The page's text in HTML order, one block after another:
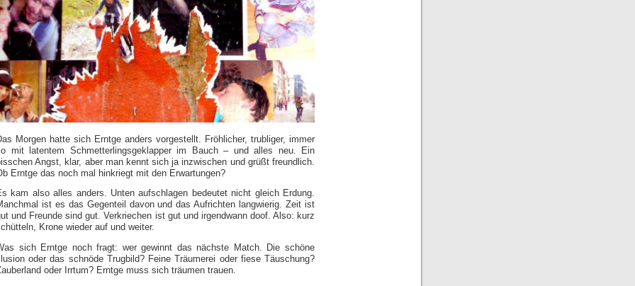
Morgen hatte sich Erntge anders vorgestellt. Fröhlicher, trubliger, immer
mit latentem Schmetterlingsgeklapper im Bauch – und alles neu. Ein
Angst, klar, aber man kennt sich ja inzwischen und grüßt freundlich.
Erntge das noch mal hinkriegt mit den Erwartungen?
kam also alles anders. Unten aufschlagen bedeutet nicht gleich Erdung.
ist es das Gegenteil davon und das Aufrichten langwierig. Zeit ist
und Freunde sind gut. Verkriechen ist gut und irgendwann doof. Also: kurz
Krone wieder auf und weiter.
sich Erntge noch fragt: wer gewinnt das nächste Match. Die schöne
oder das schnöde Trugbild? Feine Träumerei oder fiese Täuschung?
oder Irrtum? Erntge muss sich träumen trauen.